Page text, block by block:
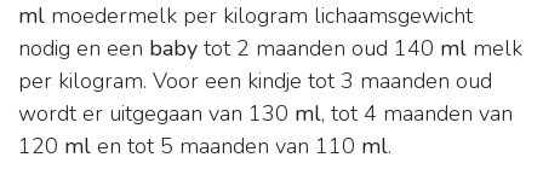
ml moedermelk per kilogram lichaamsgewicht
nodig en een baby tot 2 maanden oud 140 ml melk
per kilogram. Voor een kindje tot 3 maanden oud
wordt er uitgegaan van 130 ml, tot 4 maanden van
120 ml en tot 5 maanden van 110 ml.